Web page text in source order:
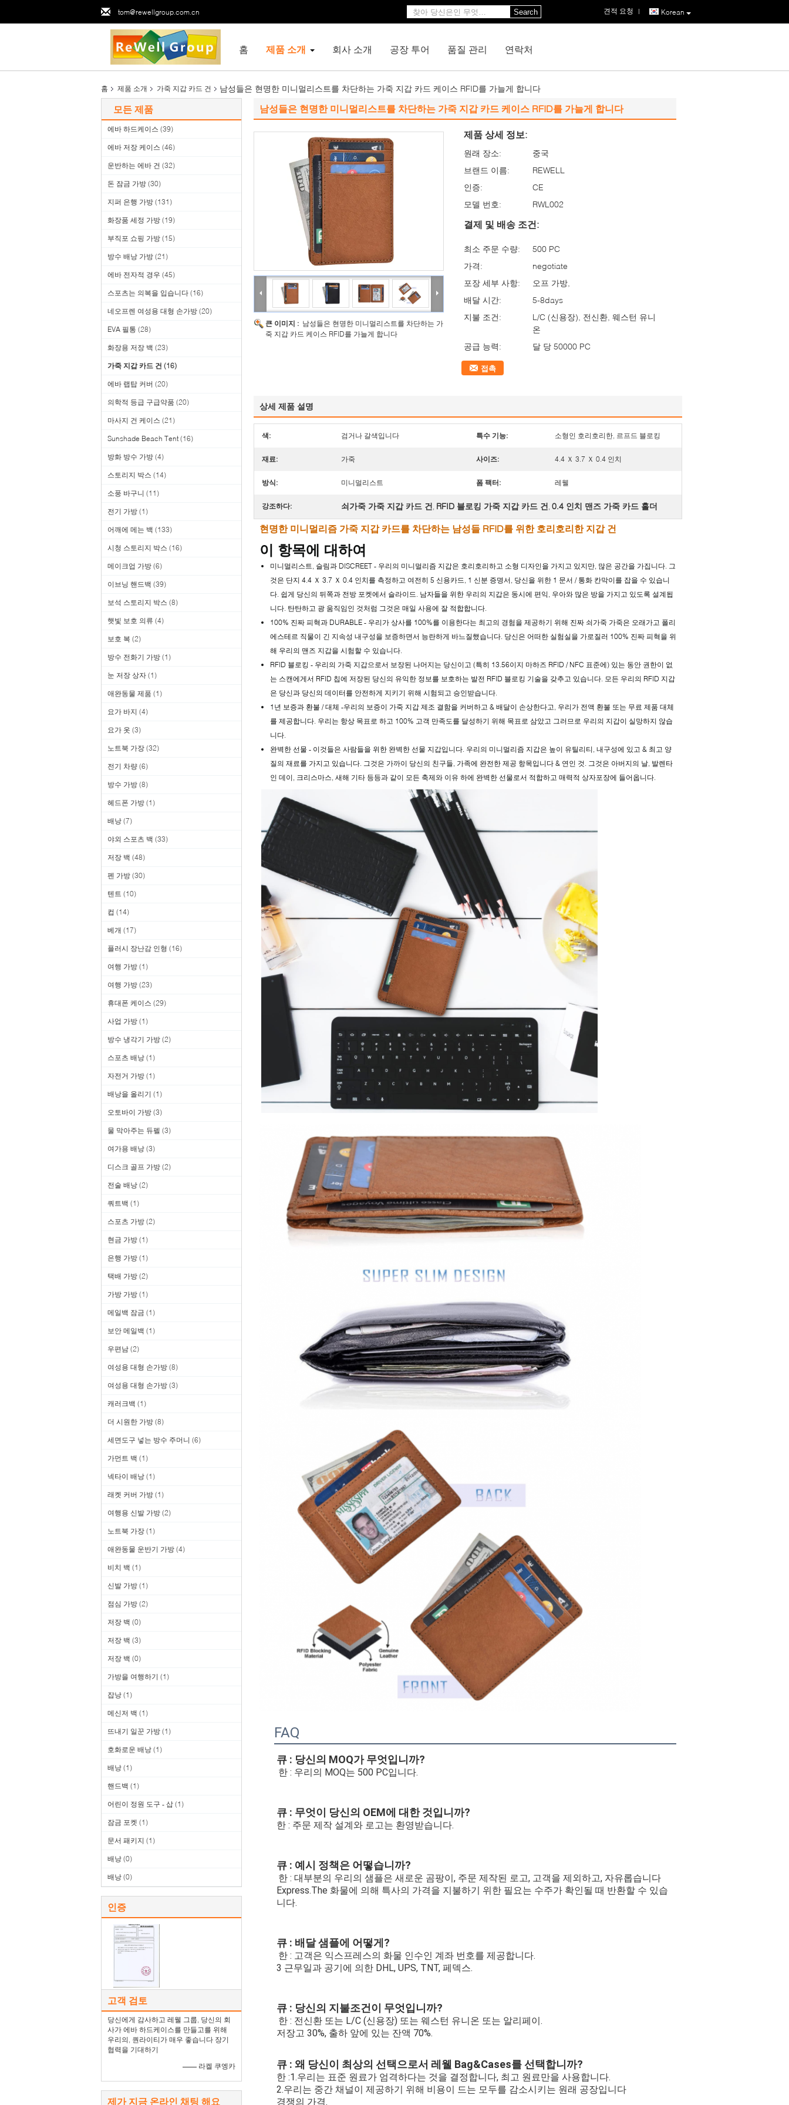
tom@rewellgroup.com.cn Korean
견적 요청 |
Search
홈 제품 소개 회사 소개 공장 투어 품질 관리 연락처
홈 제품 소개 가죽 지갑 카드 건 남성들은 현명한 미니멀리스트를 차단하는 가죽 지갑 카드 케이스 RFID를 가늘게 합니다
모든 제품
에바 하드케이스 (39)
에바 저장 케이스 (46)
운반하는 에바 건 (32)
돈 잠금 가방 (30)
지퍼 은행 가방 (131)
화장품 세정 가방 (19)
부직포 쇼핑 가방 (15)
방수 배낭 가방 (21)
에바 전자적 경우 (45)
스포츠는 의복을 입습니다 (16)
네오프렌 여성용 대형 손가방 (20)
EVA 필통 (28)
화장용 저장 백 (23)
가죽 지갑 카드 건 (16)
에바 랩탑 커버 (20)
의학적 등급 구급약품 (20)
마사지 건 케이스 (21)
Sunshade Beach Tent (16)
방화 방수 가방 (4)
스토리지 박스 (14)
소풍 바구니 (11)
전기 가방 (1)
어깨에 메는 백 (133)
시청 스토리지 박스 (16)
메이크업 가방 (6)
이브닝 핸드백 (39)
보석 스토리지 박스 (8)
햇빛 보호 의류 (4)
보호 복 (2)
방수 전화기 가방 (1)
눈 저장 상자 (1)
애완동물 제품 (1)
요가 바지 (4)
요가 옷 (3)
노트북 가장 (32)
전기 차량 (6)
방수 가방 (8)
헤드폰 가방 (1)
배낭 (7)
야외 스포츠 백 (33)
저장 백 (48)
펜 가방 (30)
텐트 (10)
컵 (14)
베개 (17)
플러시 장난감 인형 (16)
여행 가방 (1)
여행 가방 (23)
휴대폰 케이스 (29)
사업 가방 (1)
방수 냉각기 가방 (2)
스포츠 배낭 (1)
자전거 가방 (1)
배낭을 올리기 (1)
오토바이 가방 (3)
물 막아주는 듀펠 (3)
여가용 배낭 (3)
디스크 골프 가방 (2)
전술 배낭 (2)
쿼트백 (1)
스포츠 가방 (2)
현금 가방 (1)
은행 가방 (1)
택배 가방 (2)
가방 가방 (1)
메일백 잠금 (1)
보안 메일백 (1)
우편남 (2)
여성용 대형 손가방 (8)
여성용 대형 손가방 (3)
캐러크백 (1)
더 시원한 가방 (8)
세면도구 넣는 방수 주머니 (6)
가먼트 백 (1)
넥타이 배낭 (1)
래켓 커버 가방 (1)
여행용 신발 가방 (2)
노트북 가장 (1)
애완동물 운반기 가방 (4)
비치 백 (1)
신발 가방 (1)
점심 가방 (2)
저장 백 (0)
저장 백 (3)
저장 백 (0)
가방을 여행하기 (1)
잡낭 (1)
메신저 백 (1)
뜨내기 일꾼 가방 (1)
호화로운 배낭 (1)
배낭 (1)
핸드백 (1)
어린이 정원 도구 - 삽 (1)
잠금 포켓 (1)
문서 패키지 (1)
배낭 (0)
배낭 (0)
인증
고객 검토
당신에게 감사하고 레웰 그룹, 당신의 회
사가 에바 하드케이스를 만들고를 위해
우리의, 퀀라이티가 매우 좋습니다 장기
협력을 기대하기
—— 라켈 쿠엥카
제가 지금 온라인 채팅 해요
남성들은 현명한 미니멀리스트를 차단하는 가죽 지갑 카드 케이스 RFID를 가늘게 합니다
큰 이미지 : 남성들은 현명한 미니멀리스트를 차단하는 가
죽 지갑 카드 케이스 RFID를 가늘게 합니다
제품 상세 정보:
원래 장소:
중국
브랜드 이름:
REWELL
인증:
CE
모델 번호:
RWL002
결제 및 배송 조건:
최소 주문 수량:
500 PC
가격:
negotiate
포장 세부 사항:
오프 가방,
배달 시간:
5-8days
지불 조건:
L/C (신용장), 전신환, 웨스턴 유니
온
공급 능력:
달 당 50000 PC
접촉
상세 제품 설명
색: 검거나 갈색입니다 특수 기능: 소형인 호리호리한, 르프드 블로킹
재료: 가죽 사이즈: 4.4 Ｘ 3.7 Ｘ 0.4 인치
방식: 미니멀리스트 폼 팩터: 레웰
강조하다: 쇠가죽 가죽 지갑 카드 건, RFID 블로킹 가죽 지갑 카드 건, 0.4 인치 맨즈 가죽 카드 홀더
현명한 미니멀리즘 가죽 지갑 카드를 차단하는 남성들 RFID를 위한 호리호리한 지갑 건
이 항목에 대하여
미니멀리스트, 슬림과 DISCREET - 우리의 미니멀리즘 지갑은 호리호리하고 소형 디자인을 가지고 있지만, 많은 공간을 가집니다. 그
것은 단지 4.4 Ｘ 3.7 Ｘ 0.4 인치를 측정하고 여전히 5 신용카드, 1 신분 증명서, 당신을 위한 1 문서 / 통화 칸막이를 잡을 수 있습니
다. 쉽게 당신의 뒤쪽과 전방 포켓에서 슬라이드. 남자들을 위한 우리의 지갑은 동시에 편익, 우아와 많은 방을 가지고 있도록 설계됩
니다. 탄탄하고 광 움직임인 것처럼 그것은 매일 사용에 잘 적합합니다.
100% 진짜 피혁과 DURABLE - 우리가 상사를 100%를 이용한다는 최고의 경험을 제공하기 위해 진짜 쇠가죽 가죽은 오래가고 폴리
에스테르 직물이 긴 지속성 내구성을 보증하면서 능란하게 바느질했습니다. 당신은 어떠한 실험실을 가로질러 100% 진짜 피혁을 위
해 우리의 맨즈 지갑을 시험할 수 있습니다.
RFID 블로킹 - 우리의 가죽 지갑으로서 보장된 나머지는 당신이고 (특히 13.56이지 마하즈 RFID / NFC 표준에) 있는 동안 권한이 없
는 스캔에게서 RFID 칩에 저장된 당신의 유익한 정보를 보호하는 발전 RFID 블로킹 기술을 갖추고 있습니다. 모든 우리의 RFID 지갑
은 당신과 당신의 데이터를 안전하게 지키기 위해 시험되고 승인받습니다.
1년 보증과 환불 / 대체 -우리의 보증이 가죽 지갑 제조 결함을 커버하고 & 배달이 손상한다고, 우리가 전액 환불 또는 무료 제품 대체
를 제공합니다. 우리는 항상 목표로 하고 100% 고객 만족도를 달성하기 위해 목표로 삼았고 그러므로 우리의 지갑이 실망하지 않습
니다.
완벽한 선물 - 이것들은 사람들을 위한 완벽한 선물 지갑입니다. 우리의 미니멀리즘 지갑은 높이 유틸리티, 내구성에 있고 & 최고 양
질의 재료를 가지고 있습니다. 그것은 가까이 당신의 친구들, 가족에 완전한 제공 항목입니다 & 연인 것. 그것은 아버지의 날, 발렌타
인 데이, 크리스마스, 새해 기타 등등과 같이 모든 축제와 이유 하에 완벽한 선물로서 적합하고 매력적 상자포장에 들어옵니다.
FAQ
큐 : 당신의 MOQ가 무엇입니까?
한 : 우리의 MOQ는 500 PC입니다.
큐 : 무엇이 당신의 OEM에 대한 것입니까?
한 : 주문 제작 설계와 로고는 환영받습니다.
큐 : 예시 정책은 어떻습니까?
한 : 대부분의 우리의 샘플은 새로운 곰팡이, 주문 제작된 로고, 고객을 제외하고, 자유롭습니다
Express.The 화물에 의해 특사의 가격을 지불하기 위한 필요는 수주가 확인될 때 반환할 수 있습
니다.
큐 : 배달 샘플에 어떻게?
한 : 고객은 익스프레스의 화물 인수인 계좌 번호를 제공합니다.
3 근무일과 공기에 의한 DHL, UPS, TNT, 페덱스.
큐 : 당신의 지불조건이 무엇입니까?
한 : 전신환 또는 L/C (신용장) 또는 웨스턴 유니온 또는 알리페이.
저장고 30%, 출하 앞에 있는 잔액 70%.
큐 : 왜 당신이 최상의 선택으로서 레웰 Bag&Cases를 선택합니까?
한 :1.우리는 표준 원료가 엄격하다는 것을 결정합니다, 최고 원료만을 사용합니다.
2.우리는 중간 채널이 제공하기 위해 비용이 드는 모두를 감소시키는 원래 공장입니다
경쟁의 가격.